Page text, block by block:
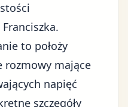
to położy
rozmowy mające
napięć
szczegóły